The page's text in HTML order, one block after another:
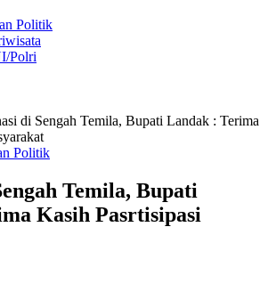
Politik
Polri
di Sengah Temila, Bupati Landak : Terima
Politik
Temila, Bupati
Kasih Pasrtisipasi